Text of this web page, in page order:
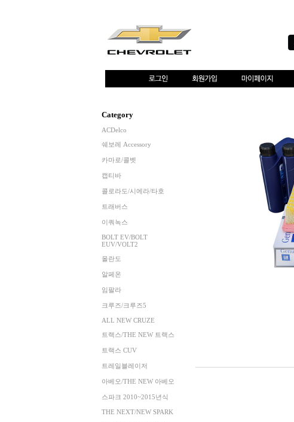
Category
ACDelco
쉐보레 Accessory
카마로/콜벳
캡티바
콜로라도/시에라/타호
트래버스
이쿼녹스
BOLT EV/BOLT
EUV/VOLT2
올란도
알페온
임팔라
크루즈/크루즈5
ALL NEW CRUZE
트랙스/THE NEW 트랙스
트랙스 CUV
트레일블레이저
아베오/THE NEW 아베오
스파크 2010~2015년식
THE NEXT/NEW SPARK